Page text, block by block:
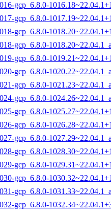
gcp_6.8.0-
gcp_6.8.0-
gcp_6.8.0-
gcp_6.8.0-
gcp_6.8.0-
gcp_6.8.0-
gcp_6.8.0-
gcp_6.8.0-
gcp_6.8.0-
gcp_6.8.0-
gcp_6.8.0-
gcp_6.8.0-
gcp_6.8.0-
gcp_6.8.0-
gcp_6.8.0-
gcp_6.8.0-